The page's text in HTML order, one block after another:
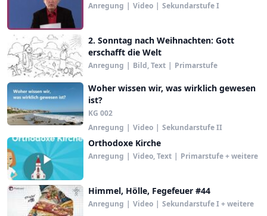
Anregung | Video | Sekundarstufe I
2. Sonntag nach Weihnachten: Gott
erschafft die Welt
Anregung | Bild, Text | Primarstufe
Woher wissen wir, was wirklich gewesen
ist?
KG 002
Anregung | Video | Sekundarstufe II
Orthodoxe Kirche
Anregung | Video, Text | Primarstufe + weitere
Himmel, Hölle, Fegefeuer #44
Anregung | Video | Sekundarstufe I + weitere